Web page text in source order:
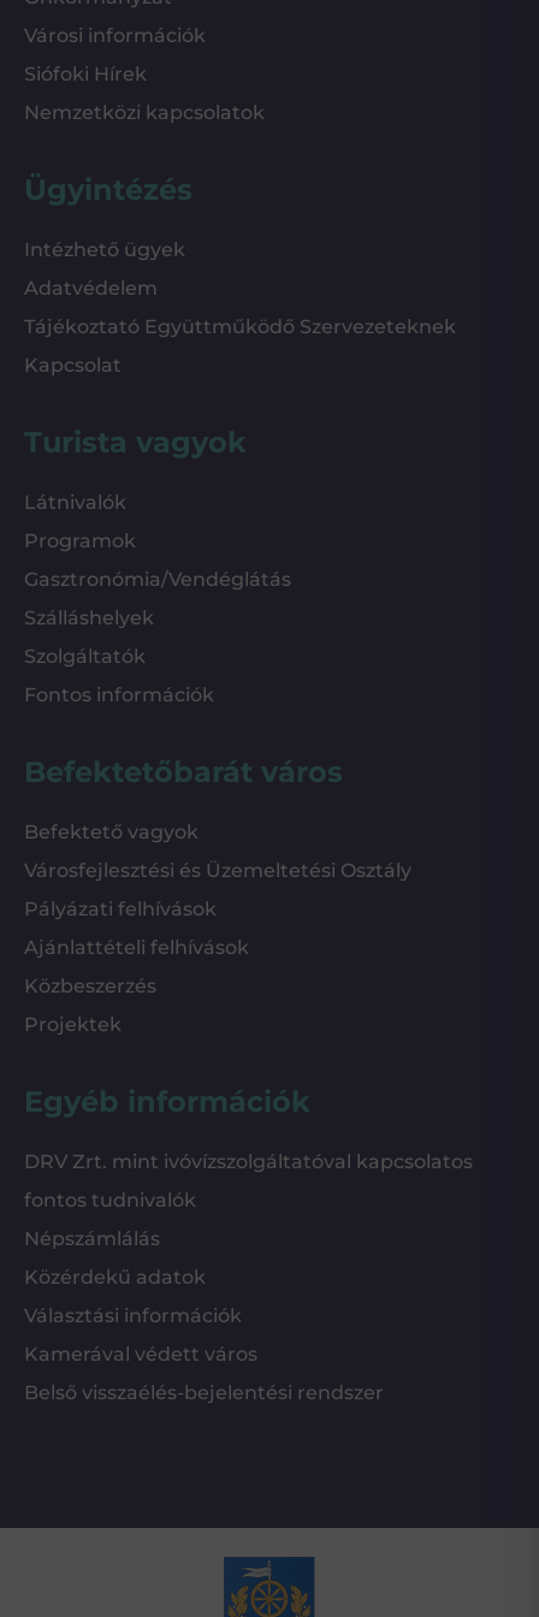
Városi információk
Siófoki Hírek
Nemzetközi kapcsolatok
Ügyintézés
Intézhető ügyek
Adatvédelem
Tájékoztató Együttműködő Szervezeteknek
Kapcsolat
Turista vagyok
Látnivalók
Programok
Gasztronómia/Vendéglátás
Szálláshelyek
Szolgáltatók
Fontos információk
Befektetőbarát város
Befektető vagyok
Városfejlesztési és Üzemeltetési Osztály
Pályázati felhívások
Ajánlattételi felhívások
Közbeszerzés
Projektek
Egyéb információk
DRV Zrt. mint ivóvízszolgáltatóval kapcsolatos
fontos tudnivalók
Népszámlálás
Közérdekű adatok
Választási információk
Kamerával védett város
Belső visszaélés-bejelentési rendszer